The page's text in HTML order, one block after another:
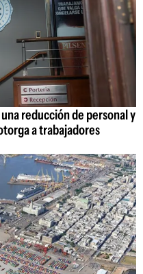
reducción de personal y
a trabajadores